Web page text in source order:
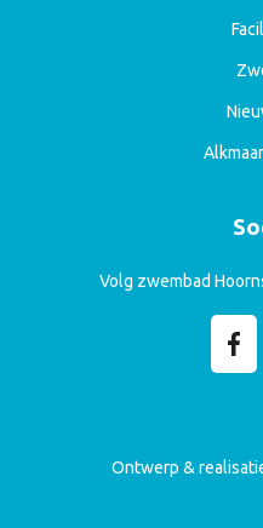
Volg zwembad
Ontwerp &